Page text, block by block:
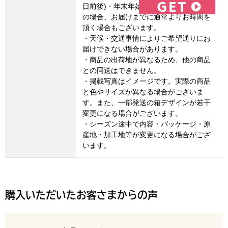
日前後)・年末年始など連休に係るご注文
の場合、お届けまでに通常よりお時間を
頂く場合もございます。
・天候・交通事情によりご希望通りにお
届けできない場合があります。
・商品の出荷地が異なるため、他の商品
との同送はできません。
・掲載写真はイメージです。実際の商品
と色やサイズが異なる場合がございま
す。また、一部発送の箱デザインが若干
変更になる場合がございます。
・シーズン途中で内容・パッケージ・原
産地・加工地等が変更になる場合がござ
います。
購入いただいたお客さまからの声